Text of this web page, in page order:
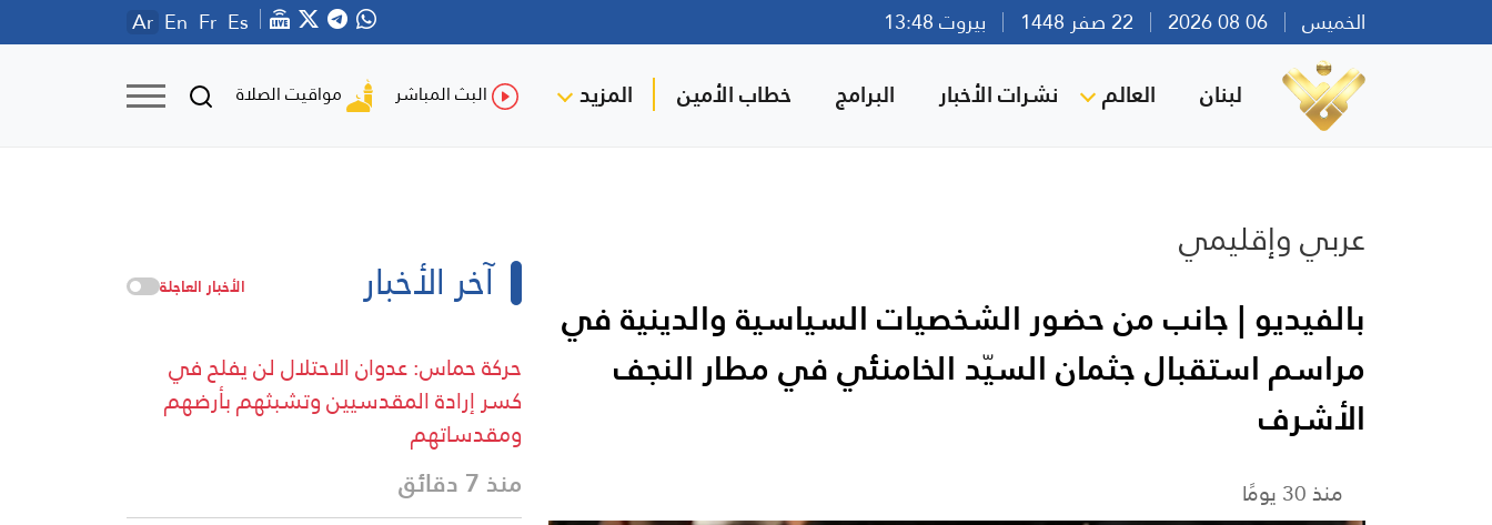
الخميس بيروت 13:48 Ar En Fr Es
لبنان العالم نشرات الأخبار البرامج خطاب الأمين المزيد البث المباشر مواقيت الصلاة
عربي وإقليمي
بالفيديو | جانب من حضور الشخصيات السياسية والدينية في
مراسم استقبال جثمان السيّد الخامنئي في مطار النجف
الأشرف
منذ 30 يومًا
آخر الأخبار الأخبار العاجلة
حركة حماس: عدوان الاحتلال لن يفلح في
كسر إرادة المقدسيين وتشبثهم بأرضهم
ومقدساتهم
منذ 7 دقائق